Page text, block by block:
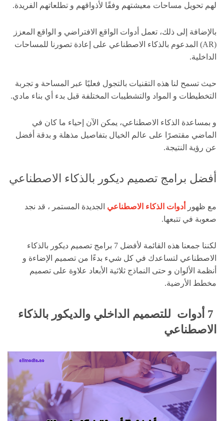
لهم تحويل مساحات معيشتهم وفقًا لأذواقهم و تطلعاتهم الفريدة.
بالإضافة إلى ذلك، تعمل أدوات الواقع الافتراضي و الواقع المعزز
(AR) المدعوم بالذكاء الاصطناعي على إعادة تصورنا للمساحات
الداخلية.
حيث تسمح لنا هذه التقنيات بالتجول فعليًا عبر المساحة و تجربة
التخطيطات و المواد والتشطيبات المختلفة قبل بدء أي بناء مادي.
و بمساعدة الذكاء الاصطناعي، يمكن الآن إحياء ما كان في
الماضي مقتصرًا على عالم الخيال بتفاصيل مذهلة و بدقة أفضل
عن رؤية النتيجة.
أفضل برامج تصميم ديكور بالذكاء الاصطناعي
مع ظهور أدوات الذكاء الاصطناعي الجديدة المستمر ، قد نجد
صعوبة في تتبعها.
لكننا جمعنا هذه القائمة لأفضل 7 برامج تصميم ديكور بالذكاء
الاصطناعي لتساعدك في كل شيء بدءًا من تصميم الإضاءة و
أنظمة الألوان و حتى النماذج ثلاثية الأبعاد علاوة على تصميم
مخطط الأرضية.
7 أدوات للتصميم الداخلي والديكور بالذكاء
الاصطناعي